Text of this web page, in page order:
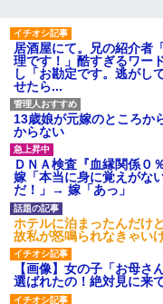
こに金庫があったから、開
みようとしただけ☆』義兄
は出てけ！二度と来るな！
果・・・
私「初めて飲む味だけど
のお茶？」彼「ちっ！」私
【GIF】JSのカンチョー
タ
後続車にクラクションを
され彼氏が逆切れ。「何
ション鳴らしてんだ！降り
いよ！」と怒鳴りだし...
【衝撃】報酬100万円超
募集がこちらｗｗｗｗｗ
あり)
【ネット騒然】惨殺され
ワマン頂き女子のこの動
げえええええｗｗｗｗｗｗ
ｗｗｗ
居酒屋にて。兄の紹介者
理です！」酷すぎるワー
し「お勘定です。逃がし
せたら...
13歳娘が元嫁のところか
からない
ＤＮＡ検査『血縁関係０
嫁「本当に身に覚えがな
だ！」→ 嫁「あっ」
ホテルに泊まったんだけ
故私が怒鳴られなきゃい
【画像】女の子「お母さ
選ばれたの！絶対見に来